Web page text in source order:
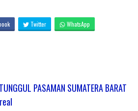
Twitter WhatsApp
PASAMAN SUMATERA BARAT